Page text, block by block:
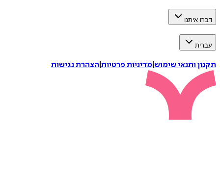
דברו איתנו
עברית
תקנון ותנאי שימוש מדיניות פרטיות הצהרת נגישות